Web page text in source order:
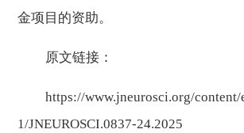
金项目的资助。
原文链接：
https://www.jneurosci.org/
1/JNEUROSCI.0837-24.2025